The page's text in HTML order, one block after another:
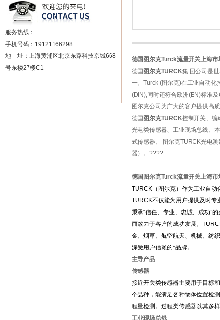
服务热线：
手机号码：19121166298
地 址：上海黄浦区北京东路科技京城668
号东楼27楼C1
德国图尔克Turck流量开关上海市
德国 图尔克TURCK集 团公司是
一。Turck (图尔克)在工业自动化
(DIN),同时还符合欧洲(EN)标准
图尔克公司为广大的客户提供高
德国 图尔克TURCK控制开关、编
光电类传感器、工业现场总线、
式传感器、 图尔克TURCK光电
器）。????
德国图尔克Turck流量开关上海市
TURCK （图尔克）作为工业自动
TURCK不仅能为用户提供及时专
秉承“信任、专业、忠诚、成功”
而致力于客户的成功发展。
金、烟草、航空航天、机械、纺
深受用户信赖的*品牌。
主导产品
传感器
接近开关类传感器主要用于目标
个品种，能满足各种物体位置检
程量检测。过程类传感器以其多
工业现场总线